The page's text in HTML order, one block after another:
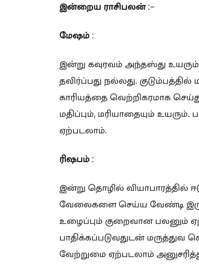
இன்றைய ராசிபலன்:-
மேஷம் :
இன்று கவுரவம் அந்தஸ்து
தவிர்ப்பது நல்லது.
காரியத்தை வெற்றிகரமாக
மதிப்பும், மரியாதையும்
ஏற்படலாம்.
ரிஷபம் :
இன்று தொழில் வியாபாரத்தில்
வேலைகளை செய்ய வேண்டி
உழைப்பும் குறைவான பலனும்
பாதிக்கப்படுவதுடன்
வேற்றுமை ஏற்படலாம்